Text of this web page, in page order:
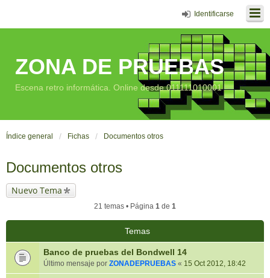
Identificarse
ZONA DE PRUEBAS
Escena retro informática. Online desde 011111010001
Índice general Fichas Documentos otros
Documentos otros
Nuevo Tema
21 temas • Página 1 de 1
Temas
Banco de pruebas del Bondwell 14
Último mensaje por ZONADEPRUEBAS « 15 Oct 2012, 18:42